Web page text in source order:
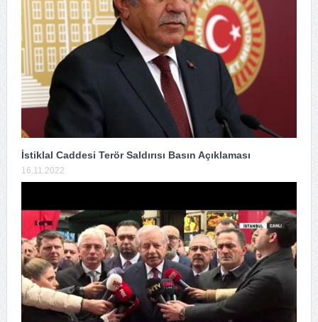
İstiklal Caddesi Terör Saldırısı Basın Açıklaması
16.11.2022